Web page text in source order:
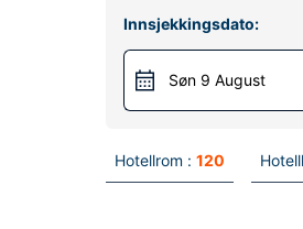
Innsjekkingsdato:
Søn 9 August
Hotellrom : 120